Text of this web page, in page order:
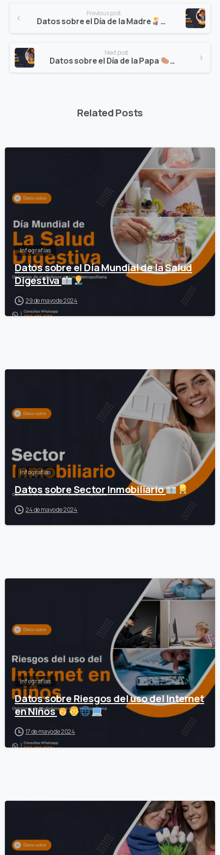
Reading
Previous post
Datos sobre el Día de la Madre
Next post
Datos sobre el Día de la Papa
Related Posts
Infografías
Datos sobre el Día Mundial de la Salud
Digestiva
29 de mayo de 2024
0
Infografías
Datos sobre Sector Inmobiliario
24 de mayo de 2024
0
Infografías
Datos sobre Riesgos del uso del Internet
en Niños
17 de mayo de 2024